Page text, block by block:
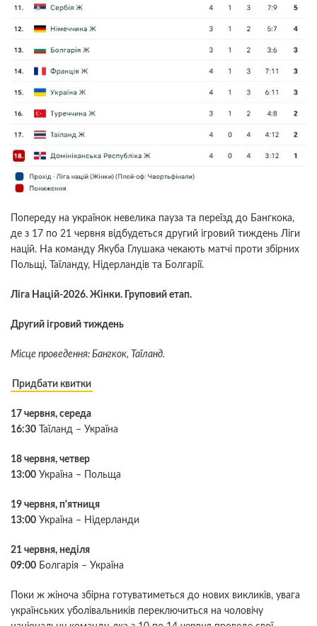
Попереду на українок невелика пауза та переїзд до Бангкока,
де з 17 по 21 червня відбудеться другий ігровий тиждень Ліги
націй. На команду Якуба Глушака чекають матчі проти збірних
Польщі, Таїланду, Нідерландів та Болгарії.
Ліга Націй-2026. Жінки. Груповий етап.
Другий ігровий тиждень
Місце проведення: Бангкок, Таїланд.
Придбати квитки
17 червня, середа
16:30 Таїланд – Україна
18 червня, четвер
13:00 Україна – Польща
19 червня, п'ятниця
13:00 Україна – Нідерланди
21 червня, неділя
09:00 Болгарія – Україна
Поки ж жіноча збірна готуватиметься до нових викликів, увага
українських уболівальників переключиться на чоловічу